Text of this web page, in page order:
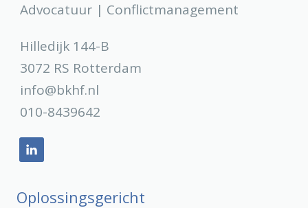
Advocatuur | Conflictmanagement
Hilledijk 144-B
3072 RS Rotterdam
info@bkhf.nl
010-8439642
Oplossingsgericht